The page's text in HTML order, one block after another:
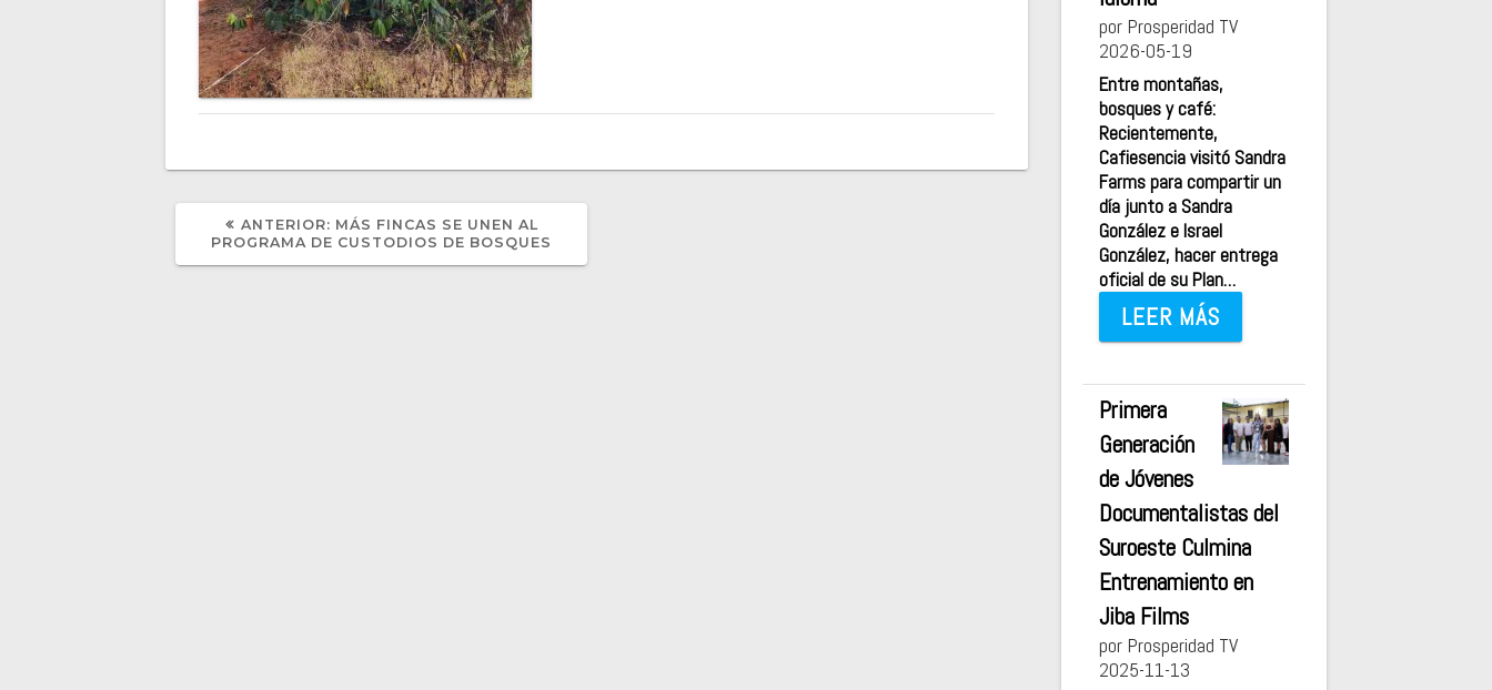
ANTERIOR: POST
ANTERIOR:
MÁS FINCAS SE UNEN AL
PROGRAMA DE CUSTODIOS DE BOSQUES
por Prosperidad TV
2026-05-19
Entre montañas,
bosques y café:
Recientemente,
Cafiesencia visitó Sandra
Farms para compartir un
día junto a Sandra
González e Israel
González, hacer entrega
oficial de su Plan…
LEER MÁS
Primera
Generación
de Jóvenes
Documentalistas del
Suroeste Culmina
Entrenamiento en
Jiba Films
por Prosperidad TV
2025-11-13